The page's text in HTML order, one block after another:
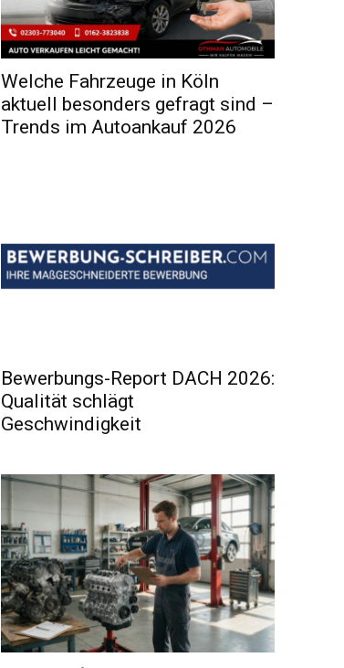
Welche Fahrzeuge in Köln
aktuell besonders gefragt sind –
Trends im Autoankauf 2026
Bewerbungs-Report DACH 2026:
Qualität schlägt
Geschwindigkeit